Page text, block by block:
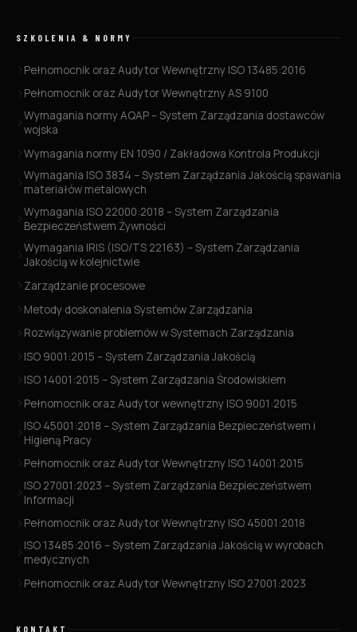
SZKOLENIA & NORMY
Pełnomocnik oraz Audytor Wewnętrzny ISO 13485:2016
Pełnomocnik oraz Audytor Wewnętrzny AS 9100
Wymagania normy AQAP – System Zarządzania dostawców
wojska
Wymagania normy EN 1090 / Zakładowa Kontrola Produkcji
Wymagania ISO 3834 – System Zarządzania Jakością spawania
materiałów metalowych
Wymagania ISO 22000:2018 – System Zarządzania
Bezpieczeństwem Żywności
Wymagania IRIS (ISO/TS 22163) – System Zarządzania
Jakością w kolejnictwie
Zarządzanie procesowe
Metody doskonalenia Systemów Zarządzania
Rozwiązywanie problemów w Systemach Zarządzania
ISO 9001:2015 – System Zarządzania Jakością
ISO 14001:2015 – System Zarządzania Środowiskiem
Pełnomocnik oraz Audytor wewnętrzny ISO 9001:2015
ISO 45001:2018 – System Zarządzania Bezpieczeństwem i
Higieną Pracy
Pełnomocnik oraz Audytor Wewnętrzny ISO 14001:2015
ISO 27001:2023 – System Zarządzania Bezpieczeństwem
Informacji
Pełnomocnik oraz Audytor Wewnętrzny ISO 45001:2018
ISO 13485:2016 – System Zarządzania Jakością w wyrobach
medycznych
Pełnomocnik oraz Audytor Wewnętrzny ISO 27001:2023
KONTAKT